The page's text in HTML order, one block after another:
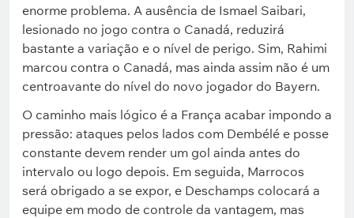
enorme problema. A ausência de Ismael Saibari,
lesionado no jogo contra o Canadá, reduzirá
bastante a variação e o nível de perigo. Sim, Rahimi
marcou contra o Canadá, mas ainda assim não é um
centroavante do nível do novo jogador do Bayern.
O caminho mais lógico é a França acabar impondo a
pressão: ataques pelos lados com Dembélé e posse
constante devem render um gol ainda antes do
intervalo ou logo depois. Em seguida, Marrocos
será obrigado a se expor, e Deschamps colocará a
equipe em modo de controle da vantagem, mas